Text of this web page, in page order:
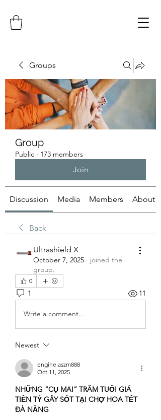
Groups
Group
Public · 173 members
Join
Discussion Media Members About
Back
Ultrashield X
October 7, 2025 · joined the
group.
0
1 11
Write a comment...
Newest
engine.aszm888
Oct 11, 2025
NHỮNG “CỤ MAI” TRĂM TUỔI GIÁ
TIỀN TỶ GÂY SỐT TẠI CHỢ HOA TẾT
ĐÀ NẴNG